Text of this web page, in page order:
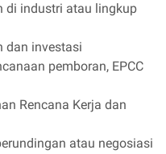
di industri atau lingkup
dan investasi
pemboran, EPCC
Rencana Kerja dan
atau negosiasi